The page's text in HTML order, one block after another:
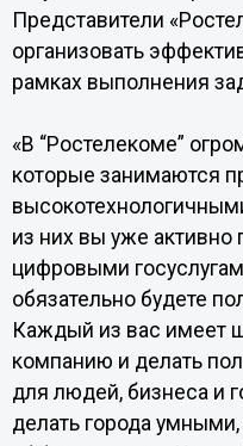
Представители
организовать
рамках выполнения
«В “Ростелекоме”
которые занимаются
из них вы уже активно
цифровыми
обязательно будете
Каждый из вас имеет
компанию и делать
для людей, бизнеса и
делать города